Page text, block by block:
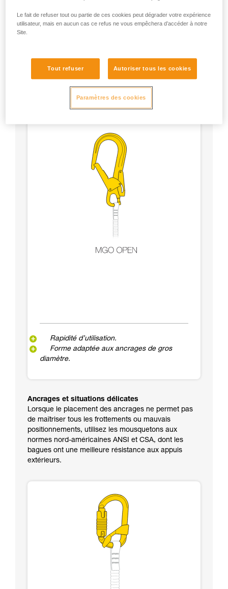
Sûreté du verrouillage
Rapidité d’utilisation.
Forme adaptée aux ancrages de gros
diamètre.
Ancrages et situations délicates
Lorsque le placement des ancrages ne permet pas
de maîtriser tous les frottements ou mauvais
positionnements, utilisez les mousquetons aux
normes nord-américaines ANSI et CSA, dont les
bagues ont une meilleure résistance aux appuis
extérieurs.
Le fait de refuser tout ou partie de ces cookies peut dégrader votre expérience
utilisateur, mais en aucun cas ce refus ne vous empêchera d’accéder à notre
Site.
Tout refuser Autoriser tous les cookies
Paramètres des cookies